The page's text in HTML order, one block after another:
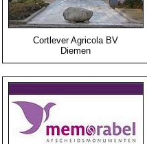
Cortlever Agricola BV
Diemen